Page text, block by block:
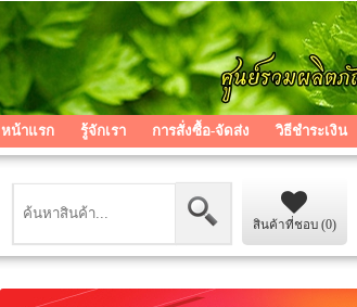
หน้าแรก รู้จักเรา การสั่งซื้อ-จัดส่ง วิธีชำระเงิน
สินค้าที่ชอบ (0)